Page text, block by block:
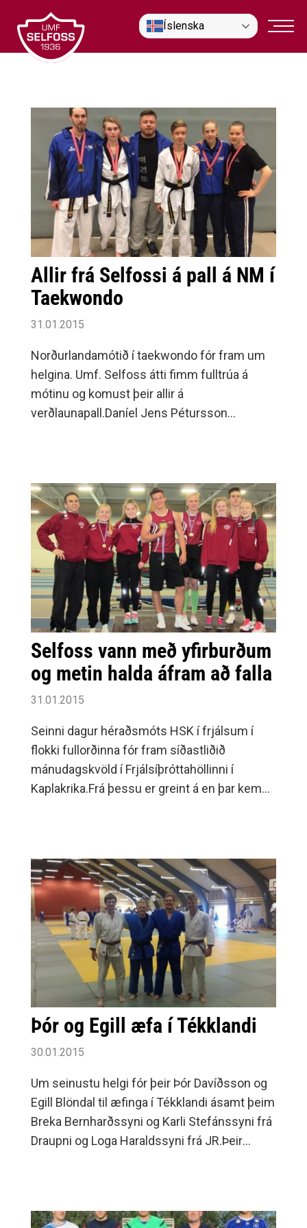
efni
Íslenska
Allir frá Selfossi á pall á NM í
Taekwondo
31.01.2015
Norðurlandamótið í taekwondo fór fram um
helgina. Umf. Selfoss átti fimm fulltrúa á
mótinu og komust þeir allir á
verðlaunapall.Daníel Jens Pétursson
Norðurlandameistari 2015 Dagný María
Pétursdóttir silfurverðlaun Kristín Björg
Hrólfsdóttir bronsverðlaun.Allir í
Selfossliðinu þurftu að hafa mikið fyrir sínum
verðlaunum og kepptu allir í fjölmennum
flokkum.Við óskum þeim innilega til hamingju
með þennan frábæra árangur.PJ---Frá vinstri:
Daníel Jens, Dagný María, Master Sigursteinn,
Gunnar Snorri, Kristin Björg og Ingibjörg Erla.
Umf.
Selfoss vann með yfirburðum
og metin halda áfram að falla
31.01.2015
Seinni dagur héraðsmóts HSK í frjálsum í
flokki fullorðinna fór fram síðastliðið
mánudagskvöld í Frjálsíþróttahöllinni í
Kaplakrika.Frá þessu er greint á en þar kemur
framtíðinni.Selfyssingurinn Ólafur
Guðmundsson heldur áfram að setja HSK
met í sínum aldursflokki, en hann setti ellefu
HSK met á fyrri degi og þar af tvö Íslandsmet.
Þór og Egill æfa í Tékklandi
30.01.2015
Um seinustu helgi fór þeir Þór Davíðsson og
Egill Blöndal til æfinga í Tékklandi ásamt þeim
Breka Bernharðssyni og Karli Stefánssyni frá
Draupni og Loga Haraldssyni frá JR.Þeir
Folimanka höllinni sem er æfingastaður